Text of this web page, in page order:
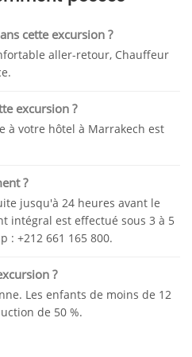
dans le véhicule
à votre guise, nous avons
restaurants
prix. La prochaine et
l'UNESCO et les Kasbahs
du Maroc.
avec des moments
confortable et un véhicule
à votre hébergement à
fin de soirée.
cette excursion ?
aller-retour, Chauffeur
excursion ?
à votre hôtel à Marrakech est
?
jusqu'à 24 heures avant le
intégral est effectué sous 3 à 5
: +212 661 165 800.
?
Les enfants de moins de 12
de 50 %.